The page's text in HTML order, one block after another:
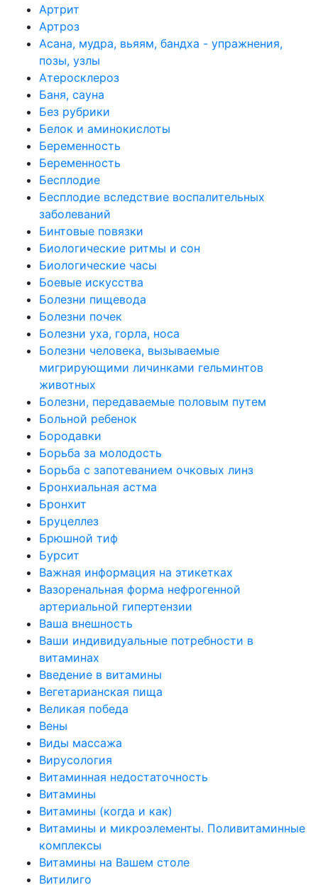
Артрит
Артроз
Асана, мудра, вьяям, бандха - упражнения,
позы, узлы
Атеросклероз
Баня, сауна
Без рубрики
Белок и аминокислоты
Беременность
Беременность
Бесплодие
Бесплодие вследствие воспалительных
заболеваний
Бинтовые повязки
Биологические ритмы и сон
Биологические часы
Боевые искусства
Болезни пищевода
Болезни почек
Болезни уха, горла, носа
Болезни человека, вызываемые
мигрирующими личинками гельминтов
животных
Болезни, передаваемые половым путем
Больной ребенок
Бородавки
Борьба за молодость
Борьба с запотеванием очковых линз
Бронхиальная астма
Бронхит
Бруцеллез
Брюшной тиф
Бурсит
Важная информация на этикетках
Вазоренальная форма нефрогенной
артериальной гипертензии
Ваша внешность
Ваши индивидуальные потребности в
витаминах
Введение в витамины
Вегетарианская пища
Великая победа
Вены
Виды массажа
Вирусология
Витаминная недостаточность
Витамины
Витамины (когда и как)
Витамины и микроэлементы. Поливитаминные
комплексы
Витамины на Вашем столе
Витилиго